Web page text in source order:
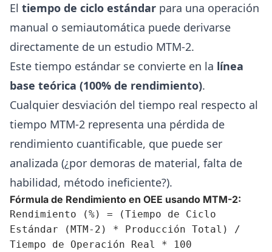
El tiempo de ciclo estándar para una operación
manual o semiautomática puede derivarse
directamente de un estudio MTM-2.
Este tiempo estándar se convierte en la línea
base teórica (100% de rendimiento).
Cualquier desviación del tiempo real respecto al
tiempo MTM-2 representa una pérdida de
rendimiento cuantificable, que puede ser
analizada (¿por demoras de material, falta de
habilidad, método ineficiente?).
Fórmula de Rendimiento en OEE usando MTM-2:
Rendimiento (%) = (Tiempo de Ciclo
Estándar (MTM-2) * Producción Total) /
Tiempo de Operación Real * 100